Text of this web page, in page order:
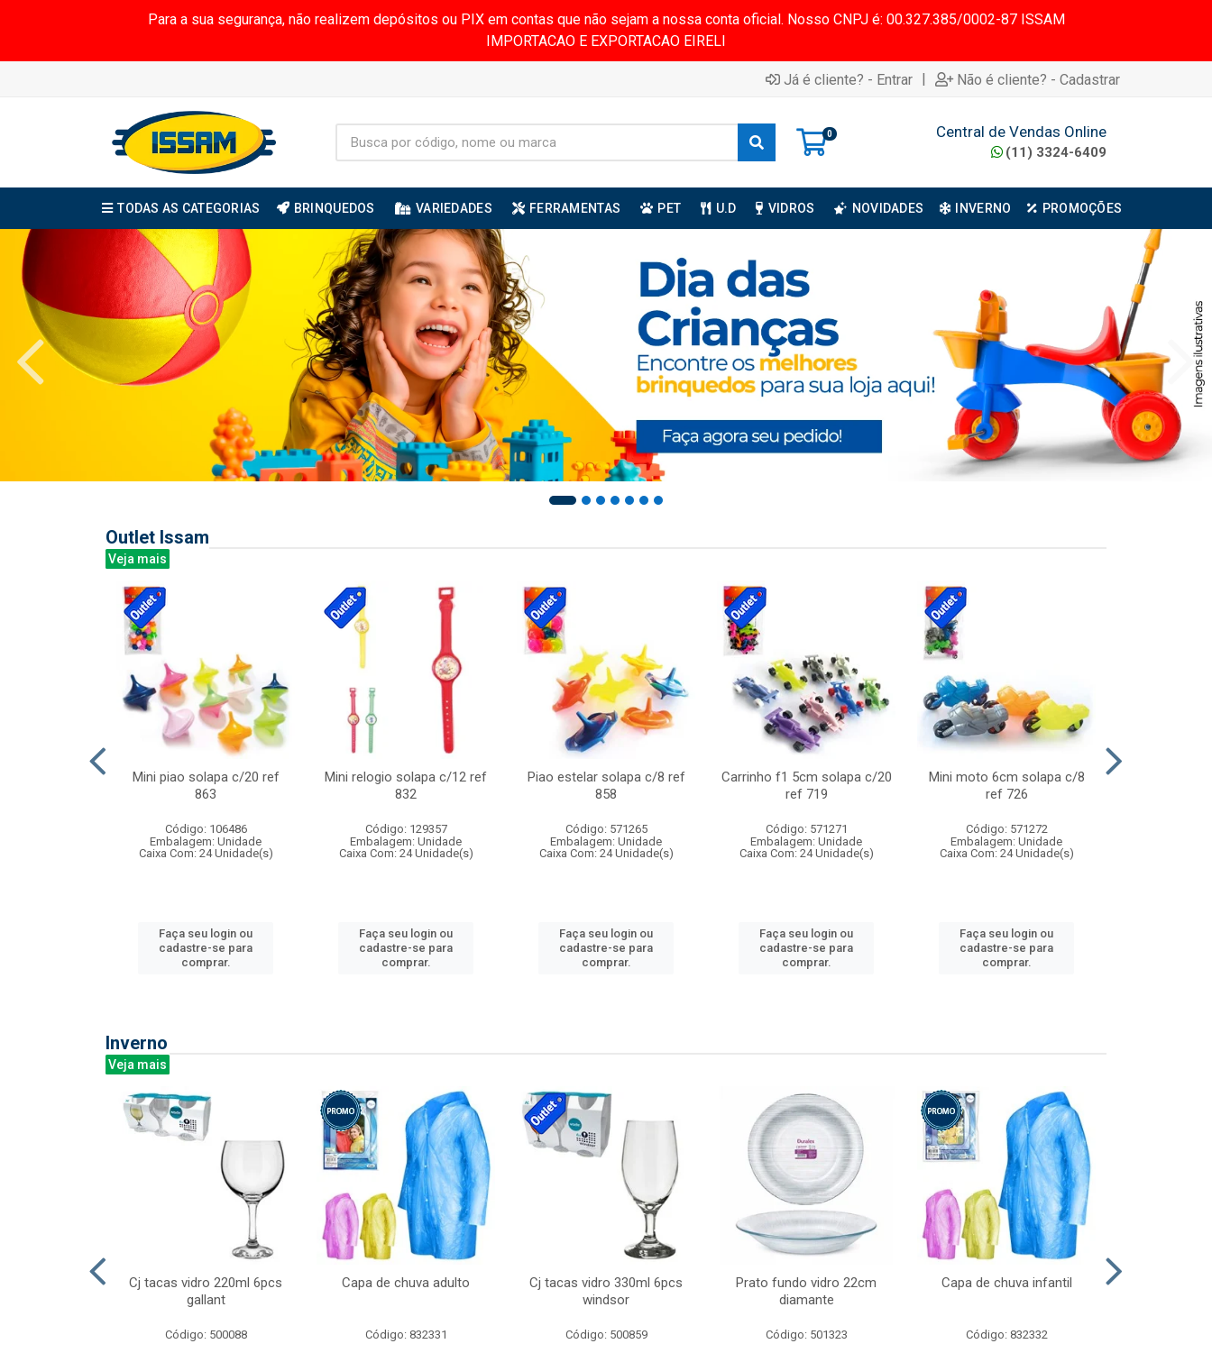
Para a sua segurança, não realizem depósitos ou PIX em contas que não sejam a nossa conta oficial. Nosso CNPJ é: 00.327.385/0002-87 ISSAM
IMPORTACAO E EXPORTACAO EIRELI
Já é cliente? - Entrar | Não é cliente? - Cadastrar
0 Central de Vendas Online
(11) 3324-6409
TODAS AS CATEGORIAS BRINQUEDOS VARIEDADES FERRAMENTAS PET U.D VIDROS NOVIDADES INVERNO PROMOÇÕES
Outlet Issam
Veja mais
Mini piao solapa c/20 ref
863
Código: 106486
Embalagem: Unidade
Caixa Com: 24 Unidade(s)
Faça seu login ou
cadastre-se para
comprar.
Mini relogio solapa c/12 ref
832
Código: 129357
Embalagem: Unidade
Caixa Com: 24 Unidade(s)
Faça seu login ou
cadastre-se para
comprar.
Piao estelar solapa c/8 ref
858
Código: 571265
Embalagem: Unidade
Caixa Com: 24 Unidade(s)
Faça seu login ou
cadastre-se para
comprar.
Carrinho f1 5cm solapa c/20
ref 719
Código: 571271
Embalagem: Unidade
Caixa Com: 24 Unidade(s)
Faça seu login ou
cadastre-se para
comprar.
Mini moto 6cm solapa c/8
ref 726
Código: 571272
Embalagem: Unidade
Caixa Com: 24 Unidade(s)
Faça seu login ou
cadastre-se para
comprar.
Inverno
Veja mais
Cj tacas vidro 220ml 6pcs
gallant
Código: 500088
Capa de chuva adulto
Código: 832331
Cj tacas vidro 330ml 6pcs
windsor
Código: 500859
Prato fundo vidro 22cm
diamante
Código: 501323
Capa de chuva infantil
Código: 832332